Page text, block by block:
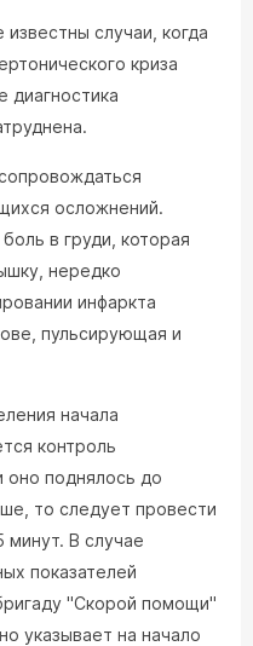
случаи, когда
криза
диагностика
осложнений.
в груди, которая
нередко
инфаркта
пульсирующая и
начала
контроль
оно поднялось до
то следует провести
В случае
показателей
"Скорой помощи"
указывает на начало